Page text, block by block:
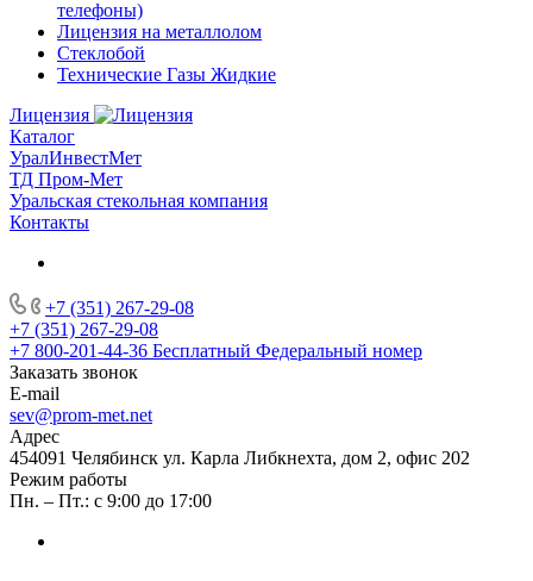
телефоны)
Лицензия на металлолом
Стеклобой
Технические Газы Жидкие
Лицензия
Каталог
УралИнвестМет
ТД Пром-Мет
Уральская стекольная компания
Контакты
+7 (351) 267-29-08
+7 (351) 267-29-08
+7 800-201-44-36 Бесплатный Федеральный номер
Заказать звонок
E-mail
sev@prom-met.net
Адрес
454091 Челябинск ул. Карла Либкнехта, дом 2, офис 202
Режим работы
Пн. – Пт.: с 9:00 до 17:00